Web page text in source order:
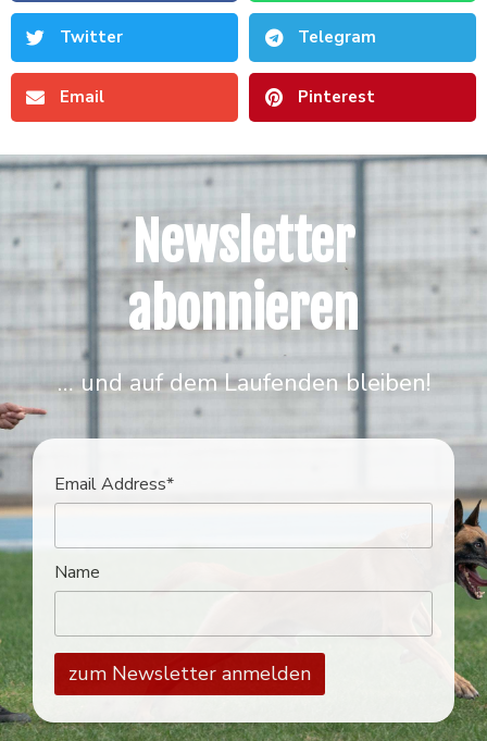
Twitter Telegram
Email Pinterest
Newsletter
abonnieren
… und auf dem Laufenden bleiben!
Email Address*
Name